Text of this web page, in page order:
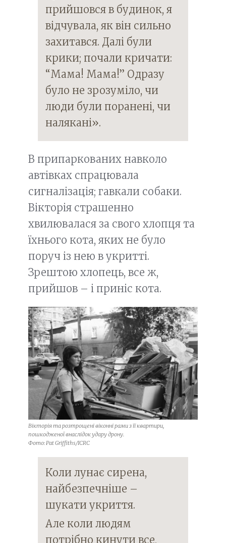
прийшовся в будинок, я
відчувала, як він сильно
захитався. Далі були
крики; почали кричати:
“Мама! Мама!” Одразу
було не зрозуміло, чи
люди були поранені, чи
налякані».
В припаркованих навколо
автівках спрацювала
сигналізація; гавкали собаки.
Вікторія страшенно
хвилювалася за свого хлопця та
їхнього кота, яких не було
поруч із нею в укритті.
Зрештою хлопець, все ж,
прийшов – і приніс кота.
Вікторія та розтрощені віконні рами з її квартири,
пошкодженої внаслідок удару дрону.
Фото: Pat Griffiths/ICRC
Коли лунає сирена,
найбезпечніше –
шукати укриття.
Але коли людям
потрібно кинути все,